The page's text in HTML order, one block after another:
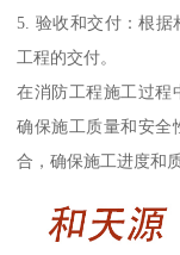
5. 验收和交付：根
工程的交付。
在消防工程施工过程
确保施工质量和安全
合，确保施工进度和质